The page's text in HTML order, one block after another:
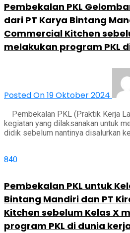
Pembekalan PKL
dari PT Karya Bintang
Commercial Kitchen
melakukan program PKL
Posted On 19 Oktober 2024
Pembekalan PKL (Praktik Kerja
kegiatan yang dilaksanakan untuk
didik sebelum nantinya disalurkan
840
Pembekalan PKL untuk
Bintang Mandiri dan PT
Kitchen sebelum Kelas X
program PKL di dunia